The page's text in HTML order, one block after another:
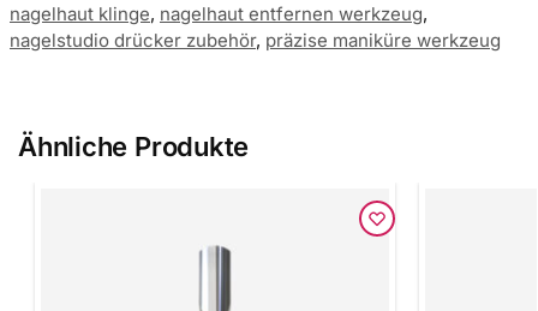
nagelhaut klinge, nagelhaut entfernen werkzeug,
nagelstudio drücker zubehör, präzise maniküre werkzeug
Ähnliche Produkte